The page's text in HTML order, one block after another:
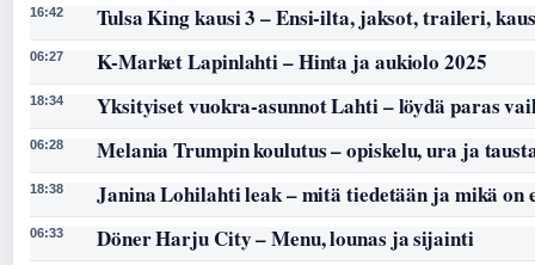
16:42 Tulsa King kausi 3 – Ensi-ilta, jaksot, traileri,
06:27 K-Market Lapinlahti – Hinta ja aukiolo 2025
18:34 Yksityiset vuokra-asunnot Lahti – löydä paras
06:28 Melania Trumpin koulutus – opiskelu, ura ja
18:38 Janina Lohilahti leak – mitä tiedetään ja mikä on
06:33 Döner Harju City – Menu, lounas ja sijainti